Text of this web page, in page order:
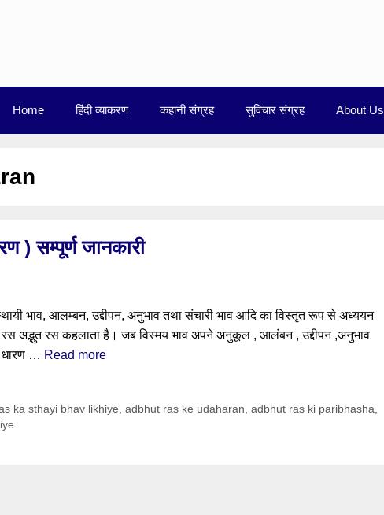
Home हिंदी व्याकरण कहानी संग्रह सुविचार संग्रह About Us
) सम्पूर्ण जानकारी
भाव, आलम्बन, उद्दीपन, अनुभाव तथा संचारी भाव आदि का विस्तृत रूप से अध्ययन
रस अद्भुत रस कहलाता है। जब विस्मय भाव अपने अनुकूल , आलंबन , उद्दीपन ,अनुभाव
धारण … Read more
ka sthayi bhav likhiye adbhut ras ke udaharan adbhut ras ki paribhasha